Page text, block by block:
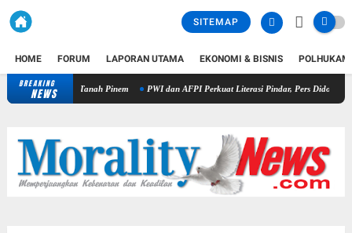
SITEMAP
HOME FORUM LAPORAN UTAMA EKONOMI & BISNIS POLHUKAM
BREAKING
NEWS Kapolres Dairi Ungkap Penganiayaan Berujung Maut di Tanah Pinem